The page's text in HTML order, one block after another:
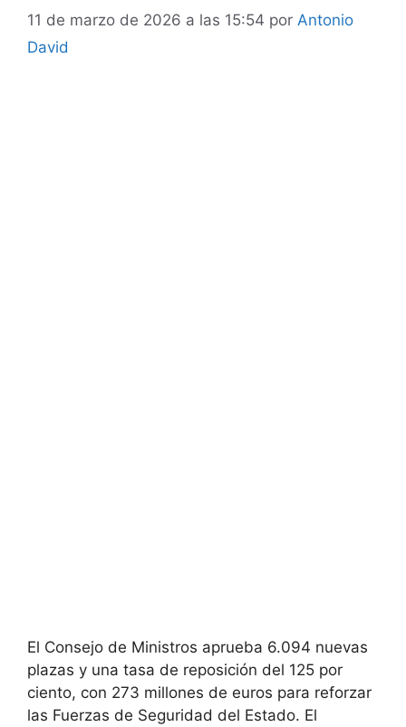
11 de marzo de 2026 a las 15:54 por Antonio
David
El Consejo de Ministros aprueba 6.094 nuevas
plazas y una tasa de reposición del 125 por
ciento, con 273 millones de euros para reforzar
las Fuerzas de Seguridad del Estado. El